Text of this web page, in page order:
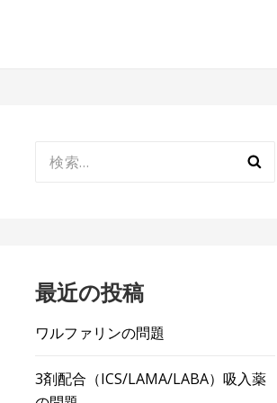
索:
最近の投稿
ワルファリンの問題
3剤配合（ICS/LAMA/LABA）吸入薬